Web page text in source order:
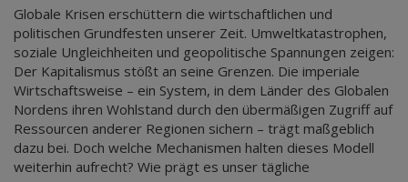
Globale Krisen erschüttern die wirtschaftlichen und
politischen Grundfesten unserer Zeit. Umweltkatastrophen,
soziale Ungleichheiten und geopolitische Spannungen zeigen:
Der Kapitalismus stößt an seine Grenzen. Die imperiale
Wirtschaftsweise – ein System, in dem Länder des Globalen
Nordens ihren Wohlstand durch den übermäßigen Zugriff auf
Ressourcen anderer Regionen sichern – trägt maßgeblich
dazu bei. Doch welche Mechanismen halten dieses Modell
weiterhin aufrecht? Wie prägt es unser tägliche